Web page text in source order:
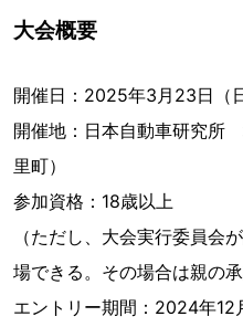
大会概要
開催日：2025年3月23日（日
開催地：日本自動車研究所
里町）
参加資格：18歳以上
（ただし、大会実行委員会
場できる。その場合は親の承
エントリー期間：2024年12